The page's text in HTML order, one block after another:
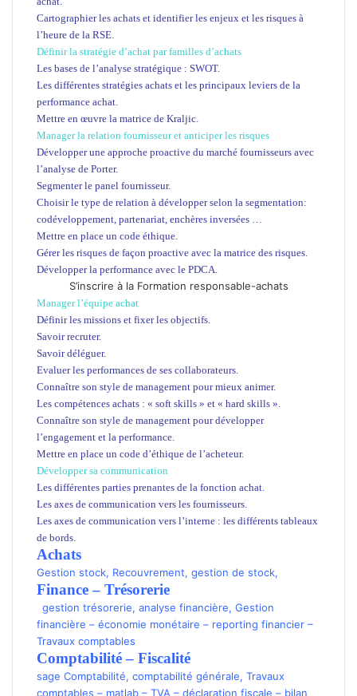
Cartographier les achats et identifier les enjeux et les risques à
l’heure de la RSE.
Définir la stratégie d’achat par familles d’achats
Les bases de l’analyse stratégique : SWOT.
Les différentes stratégies achats et les principaux leviers de la
performance achat.
Mettre en œuvre la matrice de Kraljic.
Manager la relation fournisseur et anticiper les risques
Développer une approche proactive du marché fournisseurs avec
l’analyse de Porter.
Segmenter le panel fournisseur.
Choisir le type de relation à développer selon la segmentation:
codéveloppement, partenariat, enchères inversées …
Mettre en place un code éthique.
Gérer les risques de façon proactive avec la matrice des risques.
Développer la performance avec le PDCA.
S’inscrire à la Formation responsable-achats
Manager l’équipe achat
Définir les missions et fixer les objectifs.
Savoir recruter.
Savoir déléguer.
Evaluer les performances de ses collaborateurs.
Connaître son style de management pour mieux animer.
Les compétences achats : « soft skills » et « hard skills ».
Connaître son style de management pour développer
l’engagement et la performance.
Mettre en place un code d’éthique de l’acheteur.
Développer sa communication
Les différentes parties prenantes de la fonction achat.
Les axes de communication vers les fournisseurs.
Les axes de communication vers l’interne : les différents tableaux
de bords.
Achats
Gestion stock, Recouvrement, gestion de stock,
Finance – Trésorerie
gestion trésorerie, analyse financière, Gestion
financière – économie monétaire – reporting financier –
Travaux comptables
Comptabilité– Fiscalité
sage Comptabilité, comptabilité générale, Travaux
comptables – matlab – TVA – déclaration fiscale – bilan